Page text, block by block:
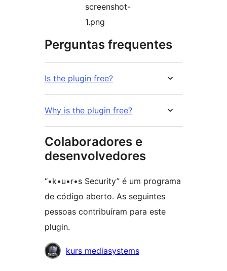
screenshot-
1.png
Perguntas frequentes
Is the plugin free?
Why is the plugin free?
Colaboradores e
desenvolvedores
“•k•u•r•s Security” é um programa
de código aberto. As seguintes
pessoas contribuíram para este
plugin.
Colaboradores
kurs mediasystems